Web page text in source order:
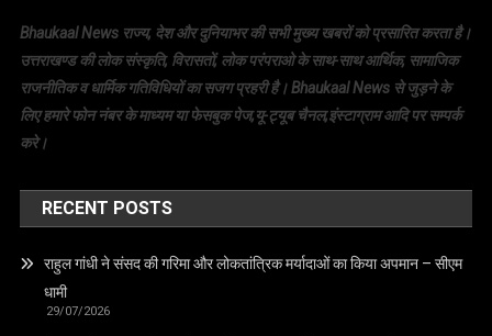
Bhaukaal News राज्य, देश और दुनियाभर की सभी मुख्य खबरों को प्रसारित करता है।
उत्तराखण्ड की लोक संस्कृति, विरासतों, लोक परंपराओ के साथ-साथ आर्थिक, सामाजिक
राजनीतिक व धार्मिक गतिविधियों का सजग प्रहरी है। Bhaukaal News से जुड़ने के
लिए हमारे फोन नंबर के माध्यम या फेसबुक पेज,यू-ट्यूब चैनल,इंस्टाग्राम आदि पर सम्पर्क
करे।
RECENT POSTS
राहुल गांधी ने संसद की गरिमा और लोकतांत्रिक मर्यादाओं का किया अपमान – सीएम
धामी
29/07/2026